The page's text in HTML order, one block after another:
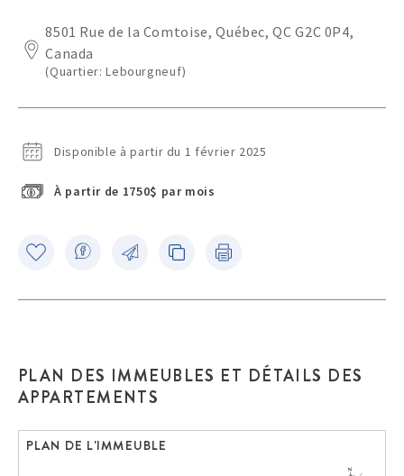
8501 Rue de la Comtoise, Québec, QC G2C 0P4,
Canada
(Quartier: Lebourgneuf)
Disponible à partir du 1 février 2025
À partir de 1750$ par mois
PLAN DES IMMEUBLES ET DÉTAILS DES
APPARTEMENTS
PLAN DE L'IMMEUBLE